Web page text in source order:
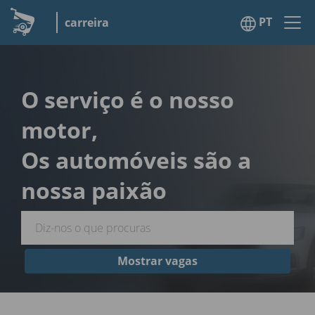
carreira PT
O serviço é o nosso
motor,
Os automóveis são a
nossa paixão
Mostrar vagas